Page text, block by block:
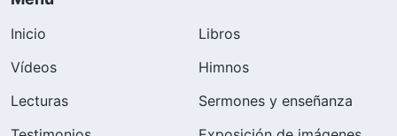
Inicio
Libros
Vídeos
Himnos
Lecturas
Sermones y enseñanza